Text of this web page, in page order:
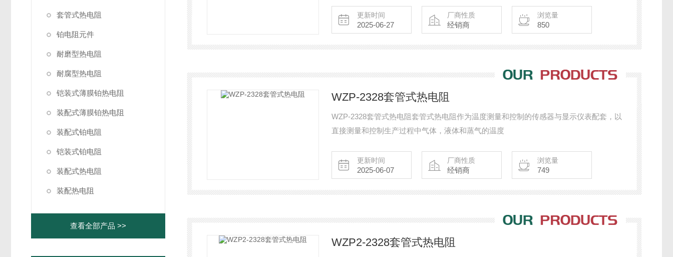
套管式热电阻
铂电阻元件
耐磨型热电阻
耐腐型热电阻
铠装式薄膜铂热电阻
装配式薄膜铂热电阻
装配式铂电阻
铠装式铂电阻
装配式热电阻
装配热电阻
查看全部产品 >>
更新时间
2025-06-27
厂商性质
经销商
浏览量
850
WZP-2328套管式热电阻
WZP-2328套管式热电阻套管式热电阻作为温度测量和控制的传感器与显示仪表配套，以
直接测量和控制生产过程中气体，液体和蒸气的温度
更新时间
2025-06-07
厂商性质
经销商
浏览量
749
WZP2-2328套管式热电阻